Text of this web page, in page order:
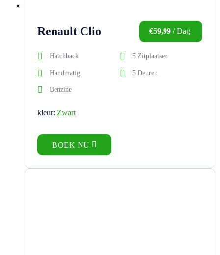
Renault Clio €59,99 / Dag
Hatchback 5 Zitplaatsen
Handmatig 5 Deuren
Benzine
kleur: Zwart
BOEK NU